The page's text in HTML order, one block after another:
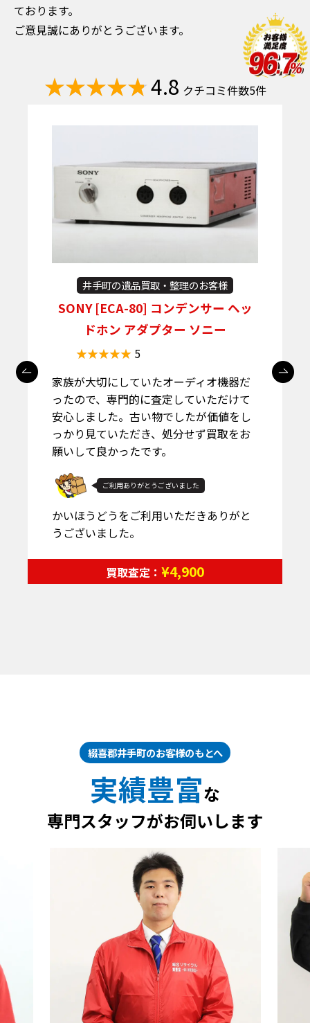
ております。
ご意見誠にありがとうございます。
4.8 クチコミ件数5件
井手町の遺品買取・整理のお客様
【塗装済みあり】 1/20 スケール レ
ーシングカー プラモデル 完成品
5
遺品整理で残されていた模型の整理をお
願いしました。数が多く状態もさまざま
でしたが、一つひとつ丁寧に確認してい
ただき安心できました。完成品としての
価値もしっかり見ていただき、納得でき
かいほうどうをご利用いただきありがと
買取査定：¥7,300
綴喜郡井手町のお客様のもとへ
実績豊富な
専門スタッフがお伺いします